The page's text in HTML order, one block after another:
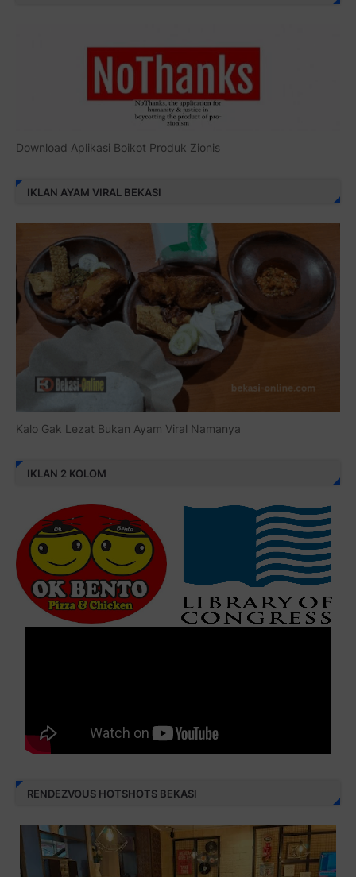
Download Aplikasi Boikot Produk Zionis
IKLAN AYAM VIRAL BEKASI
Kalo Gak Lezat Bukan Ayam Viral Namanya
IKLAN 2 KOLOM
RENDEZVOUS HOTSHOTS BEKASI